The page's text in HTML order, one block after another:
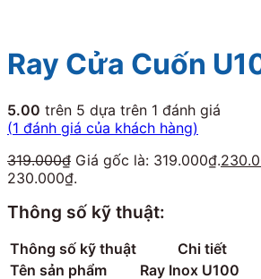
Ray Cửa Cuốn
5.00 trên 5 dựa trên 1 đánh giá
(1 đánh giá của khách hàng)
319.000₫ Giá gốc là: 319.000₫.
230.000₫.
Thông số kỹ thuật:
Thông số kỹ thuật
Chi tiết
Tên sản phẩm
Ray Inox U100